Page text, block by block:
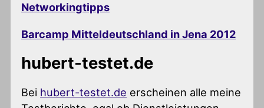
Networkingtipps
Barcamp Mitteldeutschland in Jena 2012
hubert-testet.de
Bei hubert-testet.de erscheinen alle meine